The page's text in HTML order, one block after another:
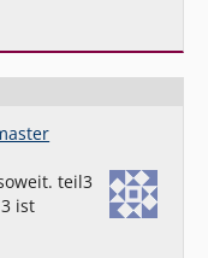
teil3
ist